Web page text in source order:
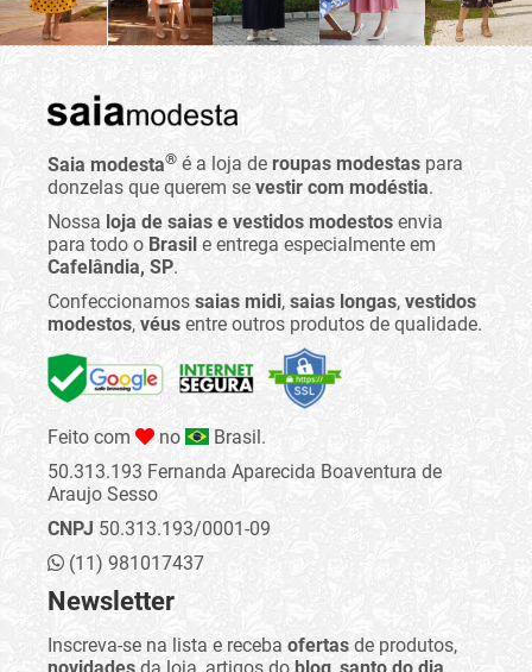
Saia modesta® é a loja de roupas modestas para
donzelas que querem se vestir com modéstia.
Nossa loja de saias e vestidos modestos envia
para todo o Brasil e entrega especialmente em
Cafelândia, SP.
Confeccionamos saias midi, saias longas, vestidos
modestos, véus entre outros produtos de qualidade.
Feito com no
Brasil.
50.313.193 Fernanda Aparecida Boaventura de
Araujo Sesso
CNPJ 50.313.193/0001-09
(11) 981017437
Newsletter
Inscreva-se na lista e receba ofertas de produtos,
novidades da loja, artigos do blog santo do dia